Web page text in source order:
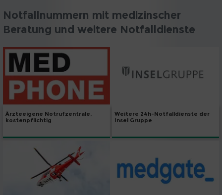
Notfallnummern mit medizinscher
Beratung und weitere Notfalldienste
Ärzteeigene Notrufzentrale,
kostenpflichtig
Weitere 24h-Notfalldienste der
Insel Gruppe